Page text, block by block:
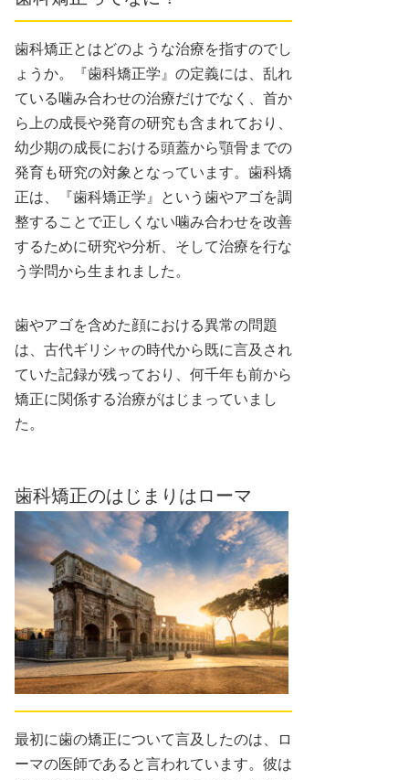
歯科矯正とはどのような治療を指すのでし
ょうか。『歯科矯正学』の定義には、乱れ
ている噛み合わせの治療だけでなく、首か
ら上の成長や発育の研究も含まれており、
幼少期の成長における頭蓋から顎骨までの
発育も研究の対象となっています。歯科矯
正は、『歯科矯正学』という歯やアゴを調
整することで正しくない噛み合わせを改善
するために研究や分析、そして治療を行な
う学問から生まれました。
歯やアゴを含めた顔における異常の問題
は、古代ギリシャの時代から既に言及され
ていた記録が残っており、何千年も前から
矯正に関係する治療がはじまっていまし
た。
歯科矯正のはじまりはローマ
最初に歯の矯正について言及したのは、ロ
ーマの医師であると言われています。彼は